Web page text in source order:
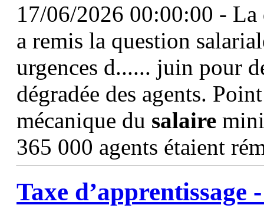
17/06/2026 00:00:00 -
a remis la question
urgences d...... juin pour
dégradée des agents.
mécanique du salaire
365 000 agents étaient
Taxe d’apprentissage